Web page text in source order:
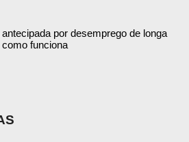
por desemprego de longa
funciona